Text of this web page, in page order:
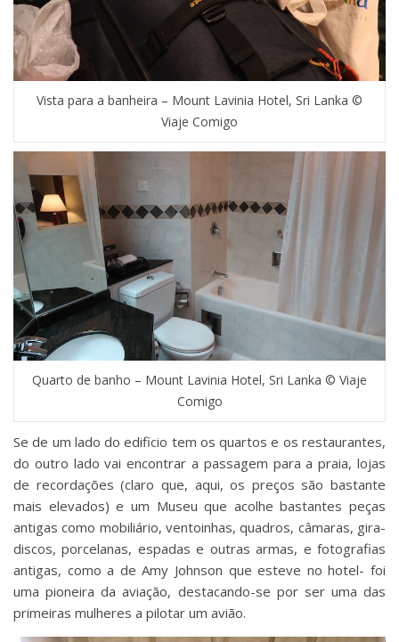
Vista para a banheira – Mount Lavinia Hotel, Sri Lanka ©
Viaje Comigo
Quarto de banho – Mount Lavinia Hotel, Sri Lanka © Viaje
Comigo
Se de um lado do edificio tem os quartos e os restaurantes,
do outro lado vai encontrar a passagem para a praia, lojas
de recordações (claro que, aqui, os preços são bastante
mais elevados) e um Museu que acolhe bastantes peças
antigas como mobiliário, ventoinhas, quadros, câmaras, gira-
discos, porcelanas, espadas e outras armas, e fotografias
antigas, como a de Amy Johnson que esteve no hotel- foi
uma pioneira da aviação, destacando-se por ser uma das
primeiras mulheres a pilotar um avião.